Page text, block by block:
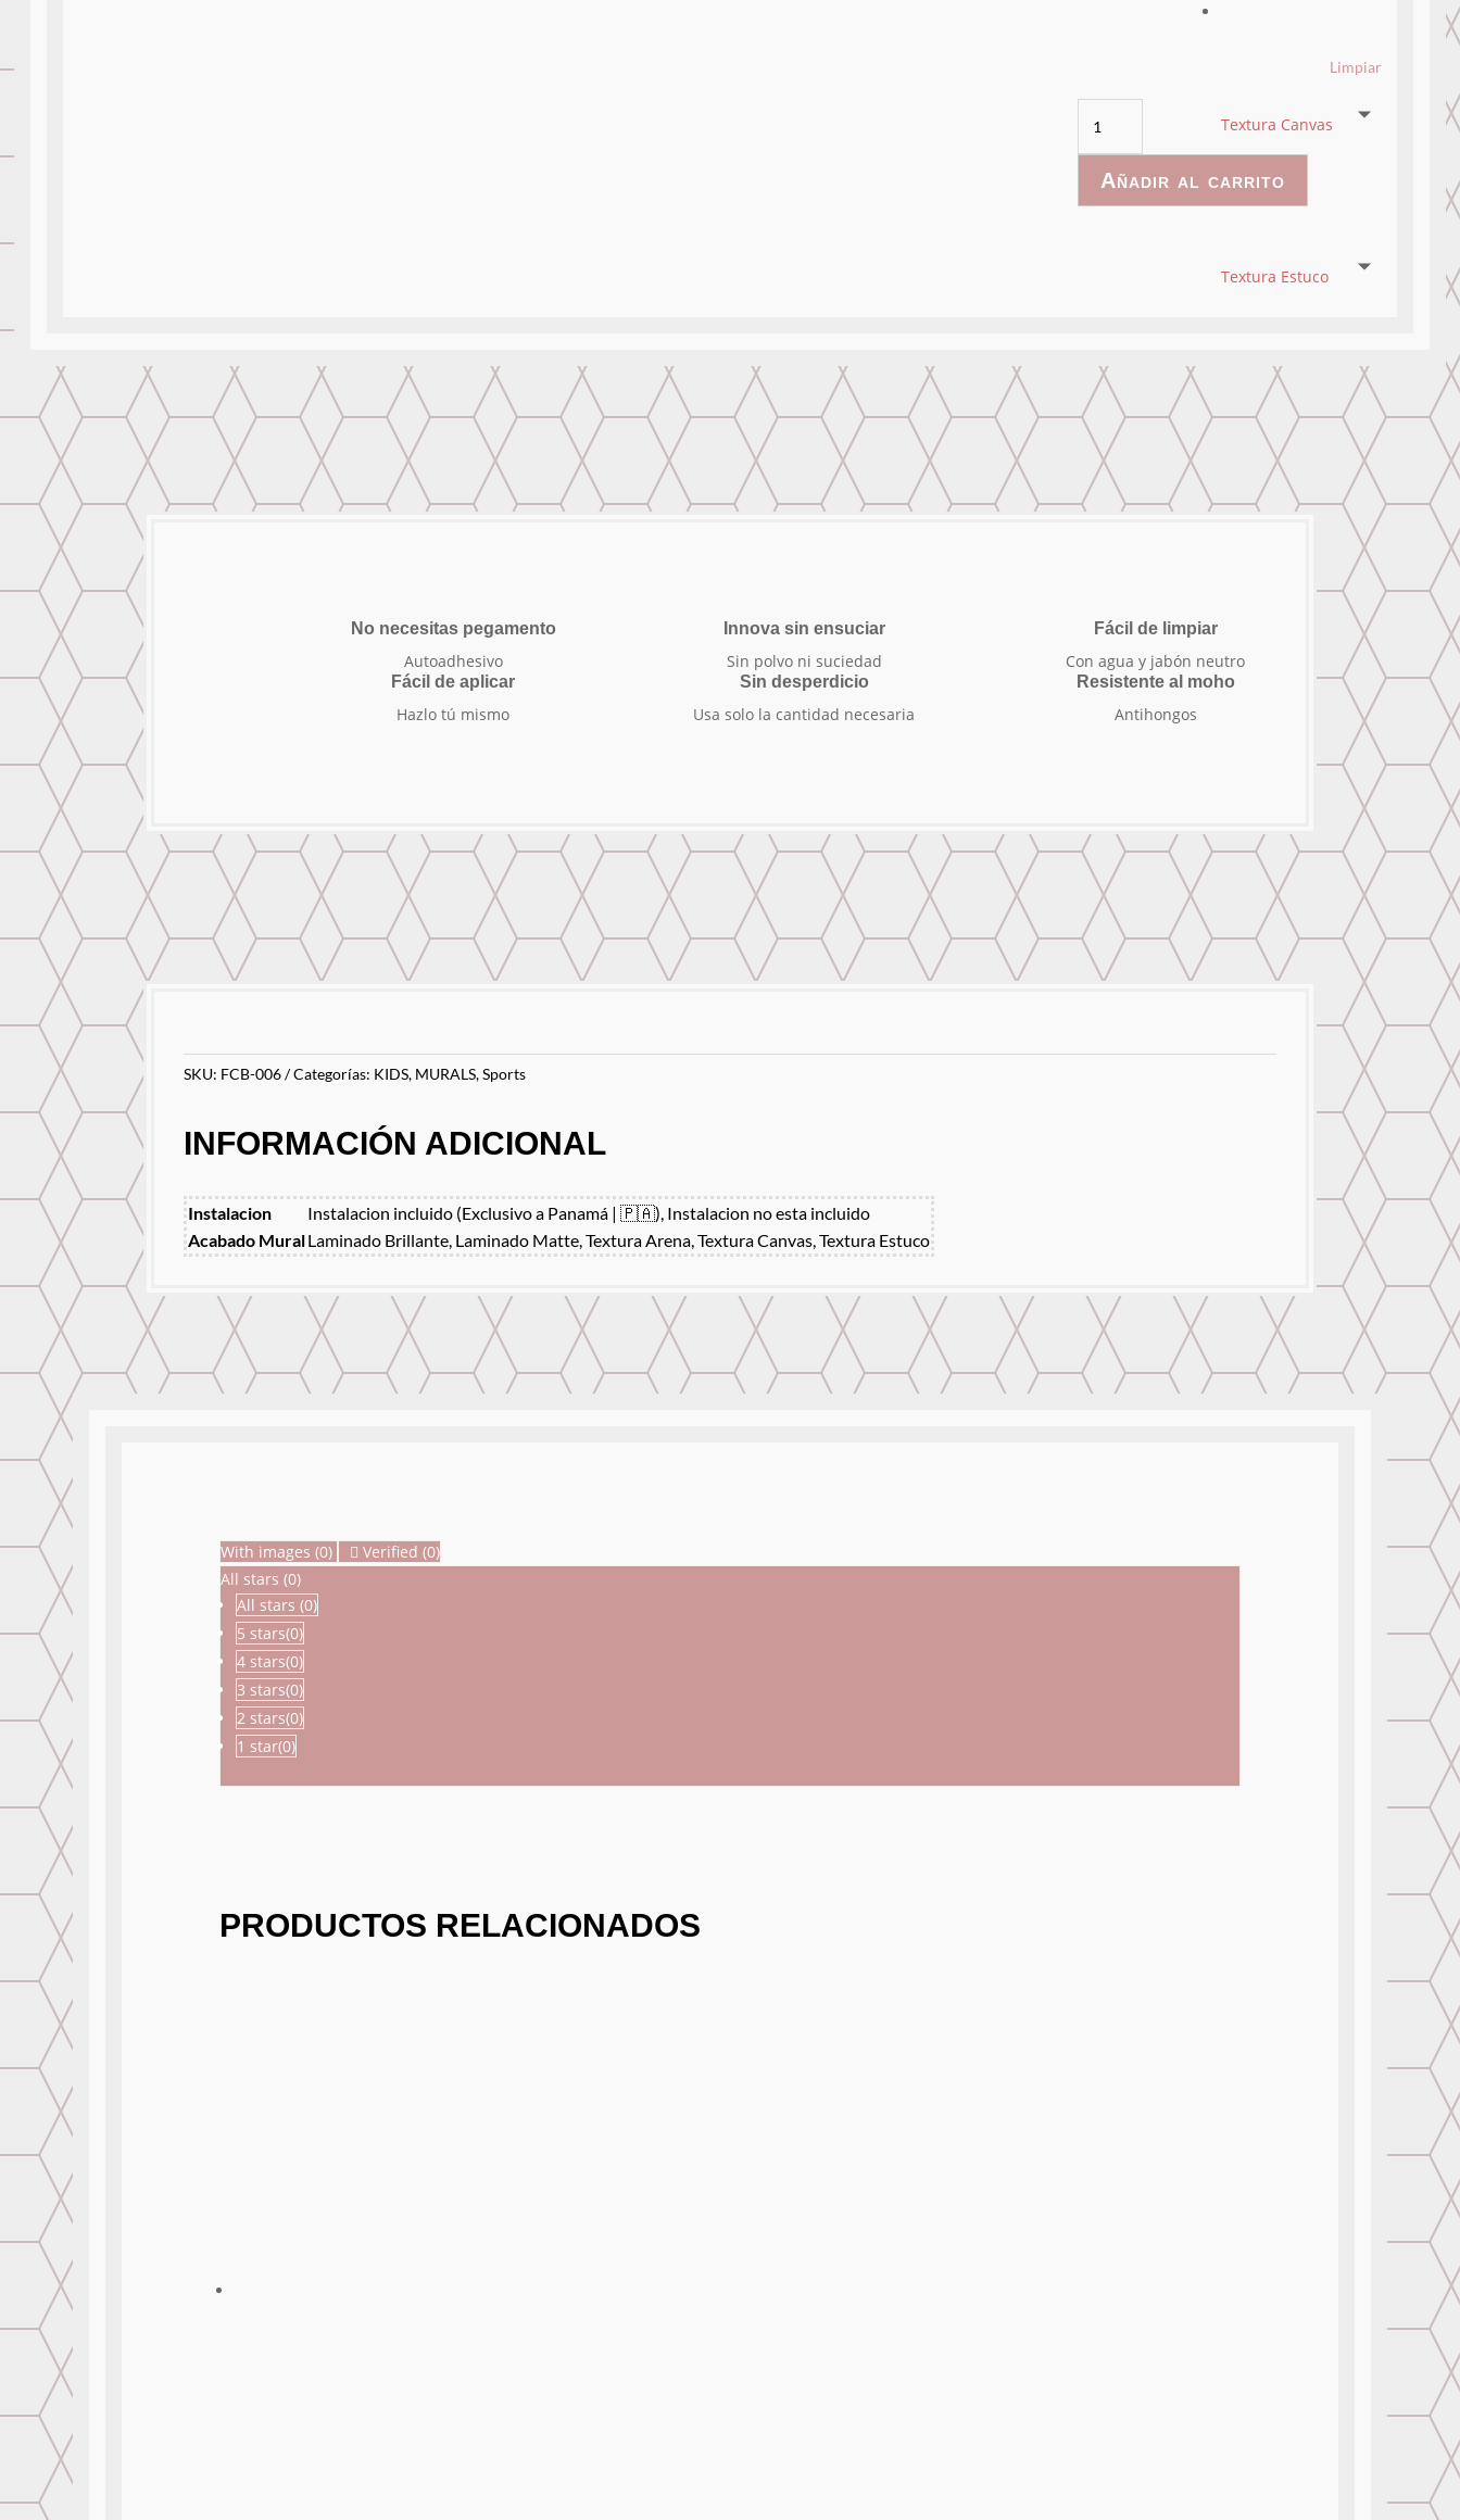
Textura Canvas
Textura Estuco
Limpiar
006
cantidad
Añadir al carrito
No necesitas pegamento
Autoadhesivo
Fácil de aplicar
Hazlo tú mismo
Innova sin ensuciar
Sin polvo ni suciedad
Sin desperdicio
Usa solo la cantidad necesaria
Fácil de limpiar
Con agua y jabón neutro
Resistente al moho
Antihongos
SKU: FCB-006 Categorías: KIDS, MURALS,Sports
INFORMACIÓN ADICIONAL
Instalacion
Instalacion incluido (Exclusivo a Panamá | 🇵🇦), Instalacion no esta incluido
Acabado MuralLaminado Brillante, Laminado Matte, Textura Arena, Textura Canvas, Textura Estuco
With images (0) Verified (0)
All stars (0)
All stars (0)
5 stars(0)
4 stars(0)
3 stars(0)
2 stars(0)
1 star(0)
PRODUCTOS RELACIONADOS